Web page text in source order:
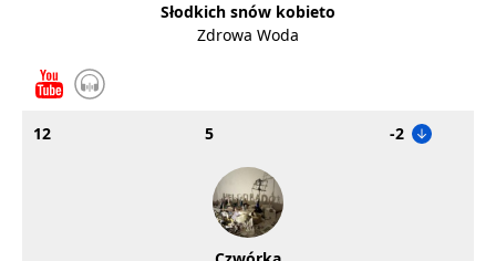
Słodkich snów kobieto
Zdrowa Woda
12 5 -2